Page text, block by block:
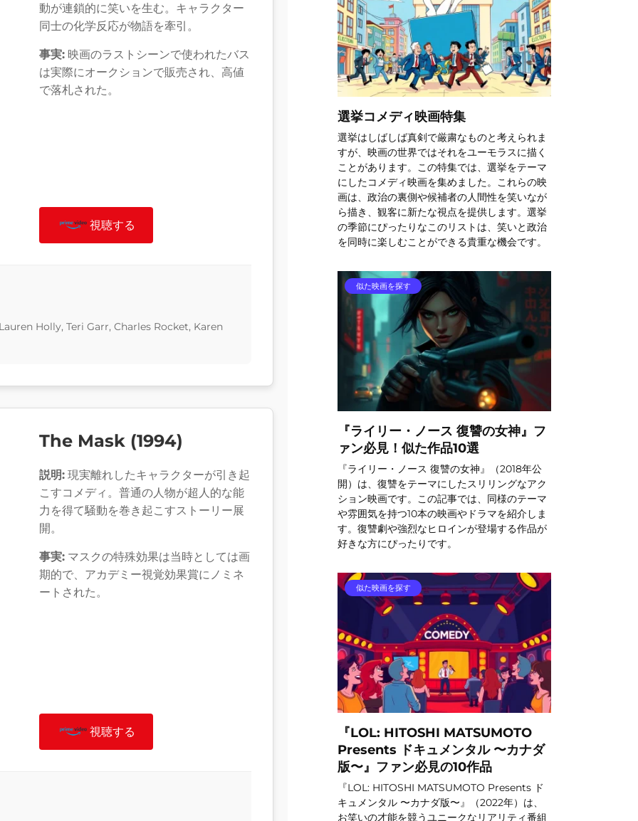
動が連鎖的に笑いを生む。キャラクター
同士の化学反応が物語を牽引。
事実: 映画のラストシーンで使われたバス
は実際にオークションで販売され、高値
で落札された。
視聴する
Holly, Teri Garr, Charles Rocket, Karen
The Mask (1994)
説明: 現実離れしたキャラクターが引き起
こすコメディ。普通の人物が超人的な能
力を得て騒動を巻き起こすストーリー展
開。
事実: マスクの特殊効果は当時としては画
期的で、アカデミー視覚効果賞にノミネ
ートされた。
視聴する
選挙コメディ映画特集
選挙はしばしば真剣で厳粛なものと考えられま
すが、映画の世界ではそれをユーモラスに描く
ことがあります。この特集では、選挙をテーマ
にしたコメディ映画を集めました。これらの映
画は、政治の裏側や候補者の人間性を笑いなが
ら描き、観客に新たな視点を提供します。選挙
の季節にぴったりなこのリストは、笑いと政治
を同時に楽しむことができる貴重な機会です。
似た映画を探す
『ライリー・ノース 復讐の女神』フ
ァン必見！似た作品10選
『ライリー・ノース 復讐の女神』（2018年公
開）は、復讐をテーマにしたスリリングなアク
ション映画です。この記事では、同様のテーマ
や雰囲気を持つ10本の映画やドラマを紹介しま
す。復讐劇や強烈なヒロインが登場する作品が
好きな方にぴったりです。
似た映画を探す
『LOL: HITOSHI MATSUMOTO
Presents ドキュメンタル 〜カナダ
版〜』ファン必見の10作品
『LOL: HITOSHI MATSUMOTO Presents ド
キュメンタル 〜カナダ版〜』（2022年）は、
お笑いの才能を競うユニークなリアリティ番組